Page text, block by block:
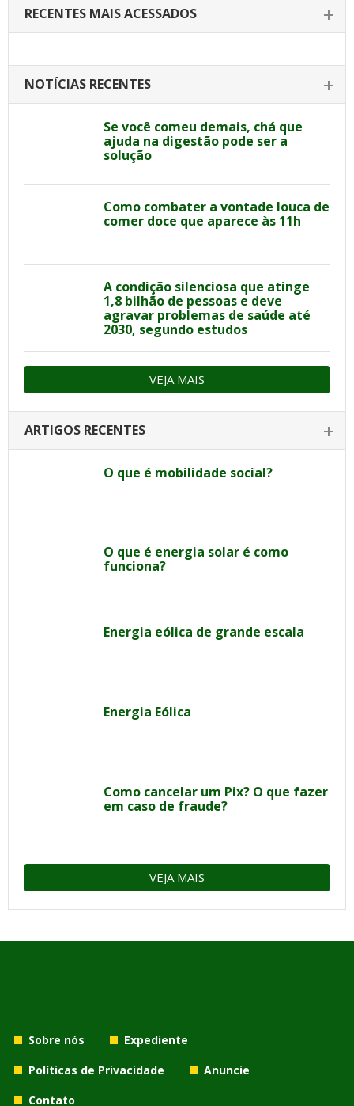
RECENTES MAIS ACESSADOS
NOTÍCIAS RECENTES
Se você comeu demais, chá que
ajuda na digestão pode ser a
solução
Como combater a vontade louca de
comer doce que aparece às 11h
A condição silenciosa que atinge
1,8 bilhão de pessoas e deve
agravar problemas de saúde até
2030, segundo estudos
VEJA MAIS
ARTIGOS RECENTES
O que é mobilidade social?
O que é energia solar é como
funciona?
Energia eólica de grande escala
Energia Eólica
Como cancelar um Pix? O que fazer
em caso de fraude?
VEJA MAIS
Sobre nós
Expediente
Políticas de Privacidade
Anuncie
Contato